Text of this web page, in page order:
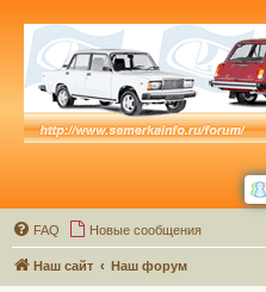
FAQ Новые сообщения
Наш сайт Наш форум